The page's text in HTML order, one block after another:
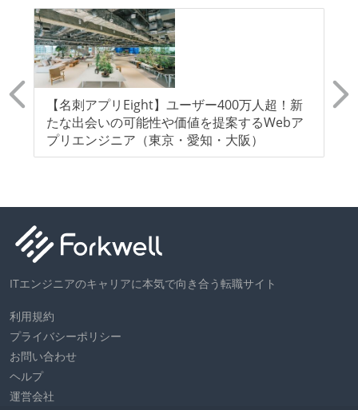
KPI などチームの目標・実績値について、メンバーの
誰もがいつでも閲覧可能になっている
ドキュメントの整備やペアプロ、モブワークなど、ナ
レッジの共有を積極的に行っている（属人性を減らす
取り組みをしている）
労働環境の自由度
外国籍の開発メンバーがいる
開発メンバーの新卒採用を実施している
待遇・福利厚生
入社時には、各自希望のスペックの PC やディスプレ
イが支給される
職業安定法に対応する記載事項
受動喫煙防止措置：屋内禁煙
【名刺アプリEight】ユーザー400万人超！新
たな出会いの可能性や価値を提案するWebア
プリエンジニア（東京・愛知・大阪）
ITエンジニアのキャリアに本気で向き合う転職サイト
利用規約
プライバシーポリシー
お問い合わせ
ヘルプ
運営会社